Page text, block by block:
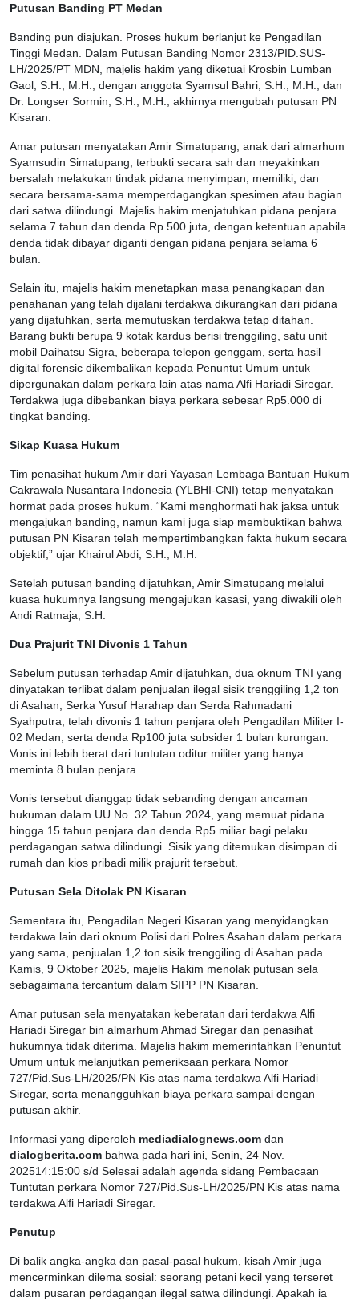
Putusan Banding PT Medan
Banding pun diajukan. Proses hukum berlanjut ke Pengadilan
Tinggi Medan. Dalam Putusan Banding Nomor 2313/PID.SUS-
LH/2025/PT MDN, majelis hakim yang diketuai Krosbin Lumban
Gaol, S.H., M.H., dengan anggota Syamsul Bahri, S.H., M.H., dan
Dr. Longser Sormin, S.H., M.H., akhirnya mengubah putusan PN
Kisaran.
Amar putusan menyatakan Amir Simatupang, anak dari almarhum
Syamsudin Simatupang, terbukti secara sah dan meyakinkan
bersalah melakukan tindak pidana menyimpan, memiliki, dan
secara bersama-sama memperdagangkan spesimen atau bagian
dari satwa dilindungi. Majelis hakim menjatuhkan pidana penjara
selama 7 tahun dan denda Rp.500 juta, dengan ketentuan apabila
denda tidak dibayar diganti dengan pidana penjara selama 6
bulan.
Selain itu, majelis hakim menetapkan masa penangkapan dan
penahanan yang telah dijalani terdakwa dikurangkan dari pidana
yang dijatuhkan, serta memutuskan terdakwa tetap ditahan.
Barang bukti berupa 9 kotak kardus berisi trenggiling, satu unit
mobil Daihatsu Sigra, beberapa telepon genggam, serta hasil
digital forensic dikembalikan kepada Penuntut Umum untuk
dipergunakan dalam perkara lain atas nama Alfi Hariadi Siregar.
Terdakwa juga dibebankan biaya perkara sebesar Rp5.000 di
tingkat banding.
Sikap Kuasa Hukum
Tim penasihat hukum Amir dari Yayasan Lembaga Bantuan Hukum
Cakrawala Nusantara Indonesia (YLBHI-CNI) tetap menyatakan
hormat pada proses hukum. “Kami menghormati hak jaksa untuk
mengajukan banding, namun kami juga siap membuktikan bahwa
putusan PN Kisaran telah mempertimbangkan fakta hukum secara
objektif,” ujar Khairul Abdi, S.H., M.H.
Setelah putusan banding dijatuhkan, Amir Simatupang melalui
kuasa hukumnya langsung mengajukan kasasi, yang diwakili oleh
Andi Ratmaja, S.H.
Dua Prajurit TNI Divonis 1 Tahun
Sebelum putusan terhadap Amir dijatuhkan, dua oknum TNI yang
dinyatakan terlibat dalam penjualan ilegal sisik trenggiling 1,2 ton
di Asahan, Serka Yusuf Harahap dan Serda Rahmadani
Syahputra, telah divonis 1 tahun penjara oleh Pengadilan Militer I-
02 Medan, serta denda Rp100 juta subsider 1 bulan kurungan.
Vonis ini lebih berat dari tuntutan oditur militer yang hanya
meminta 8 bulan penjara.
Vonis tersebut dianggap tidak sebanding dengan ancaman
hukuman dalam UU No. 32 Tahun 2024, yang memuat pidana
hingga 15 tahun penjara dan denda Rp5 miliar bagi pelaku
perdagangan satwa dilindungi. Sisik yang ditemukan disimpan di
rumah dan kios pribadi milik prajurit tersebut.
Putusan Sela Ditolak PN Kisaran
Sementara itu, Pengadilan Negeri Kisaran yang menyidangkan
terdakwa lain dari oknum Polisi dari Polres Asahan dalam perkara
yang sama, penjualan 1,2 ton sisik trenggiling di Asahan pada
Kamis, 9 Oktober 2025, majelis Hakim menolak putusan sela
sebagaimana tercantum dalam SIPP PN Kisaran.
Amar putusan sela menyatakan keberatan dari terdakwa Alfi
Hariadi Siregar bin almarhum Ahmad Siregar dan penasihat
hukumnya tidak diterima. Majelis hakim memerintahkan Penuntut
Umum untuk melanjutkan pemeriksaan perkara Nomor
727/Pid.Sus-LH/2025/PN Kis atas nama terdakwa Alfi Hariadi
Siregar, serta menangguhkan biaya perkara sampai dengan
putusan akhir.
Informasi yang diperoleh mediadialognews.com dan
dialogberita.com bahwa pada hari ini, Senin, 24 Nov.
202514:15:00 s/d Selesai adalah agenda sidang Pembacaan
Tuntutan perkara Nomor 727/Pid.Sus-LH/2025/PN Kis atas nama
terdakwa Alfi Hariadi Siregar.
Penutup
Di balik angka-angka dan pasal-pasal hukum, kisah Amir juga
mencerminkan dilema sosial: seorang petani kecil yang terseret
dalam pusaran perdagangan ilegal satwa dilindungi. Apakah ia